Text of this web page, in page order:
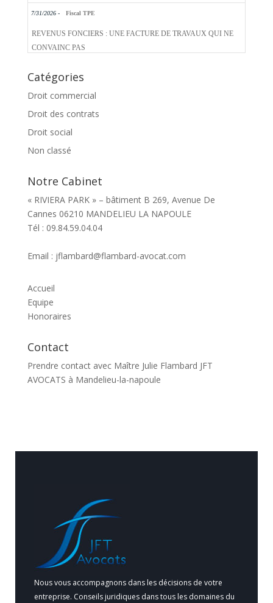
7/31/2026 - Fiscal TPE
REVENUS FONCIERS : UNE FACTURE DE TRAVAUX QUI NE
CONVAINC PAS
Catégories
Droit commercial
Droit des contrats
Droit social
Non classé
Notre Cabinet
« RIVIERA PARK » – bâtiment B 269, Avenue De
Cannes 06210 MANDELIEU LA NAPOULE
Tél : 09.84.59.04.04
Email : jflambard@flambard-avocat.com
Accueil
Equipe
Honoraires
Contact
Prendre contact avec Maître Julie Flambard JFT
AVOCATS à Mandelieu-la-napoule
Nous vous accompagnons dans les décisions de votre
entreprise. Conseils juridiques dans tous les domaines du